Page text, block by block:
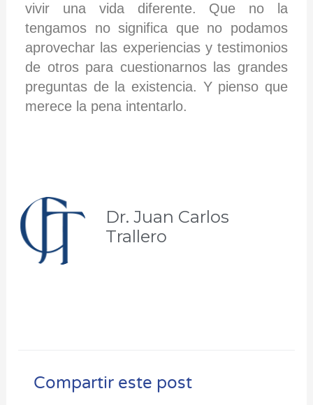
vivir una vida diferente. Que no la
tengamos no significa que no podamos
aprovechar las experiencias y testimonios
de otros para cuestionarnos las grandes
preguntas de la existencia. Y pienso que
merece la pena intentarlo.
Dr. Juan Carlos
Trallero
Compartir este post